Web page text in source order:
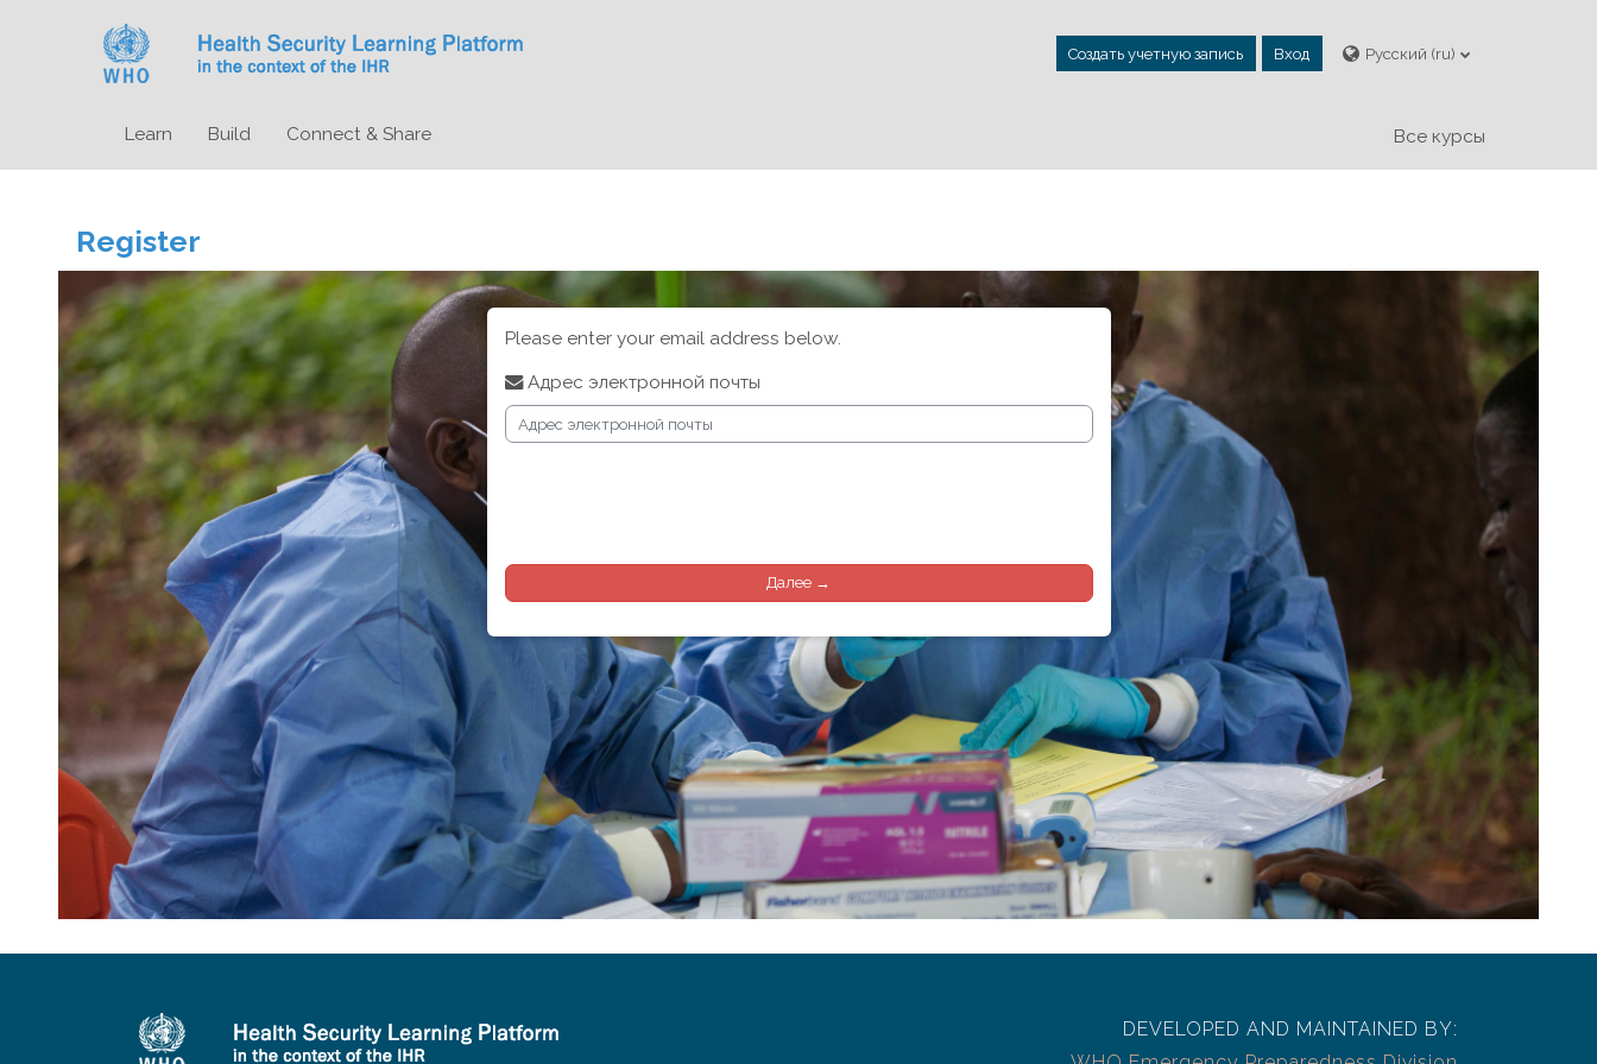
Создать учетную запись Вход Русский ‎(ru)‎
Learn Build Connect & Share Все курсы
Register
Please enter your email address below.
Адрес электронной почты
Далее →
DEVELOPED AND MAINTAINED BY: